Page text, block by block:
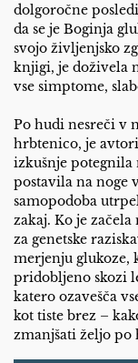
dolgoročne
da se je Boginja
svojo življenjsko
knjigi, je doživela
vse simptome,
Po hudi nesreči v
hrbtenico, je
izkušnje potegnila
postavila na noge
samopodoba
zakaj. Ko je
za genetske
merjenju glukoze,
pridobljeno skozi
katero ozavešča
kot tiste brez –
zmanjšati željo